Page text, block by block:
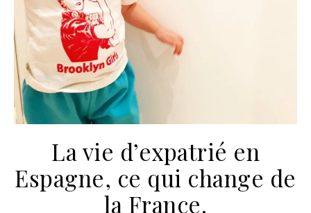
La vie d’expatrié en
Espagne, ce qui change de
la France.